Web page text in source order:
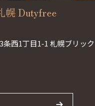
幌 Dutyfree
西1丁目1-1 札幌ブリッ